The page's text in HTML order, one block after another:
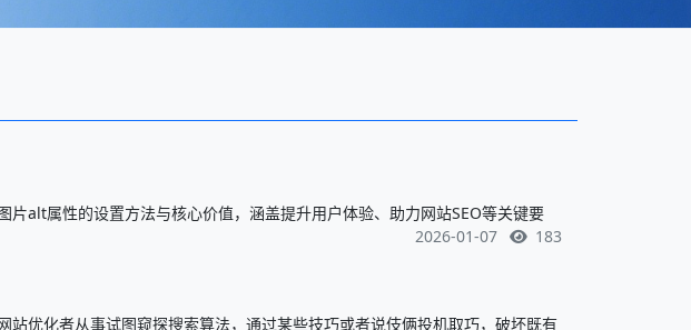
alt属性的设置方法与核心价值，涵盖提升用户体验、助力网站SEO等关键要
183
2026-01-07
站优化者从事试图窥探搜索算法，通过某些技巧或者说伎俩投机取巧，破坏既有